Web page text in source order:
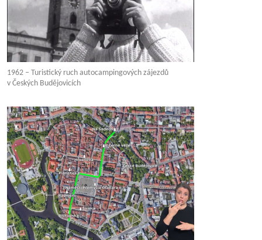
1962 – Turistický ruch autocampingových zájezdů
v Českých Budějovicích